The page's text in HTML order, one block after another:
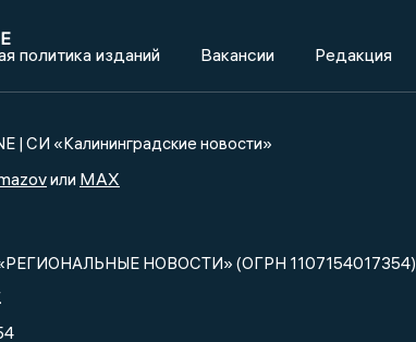
политика изданий Вакансии Редакция
| СИ «Калининградские новости»
или MAX
«РЕГИОНАЛЬНЫЕ НОВОСТИ» (ОГРН 1107154017354)